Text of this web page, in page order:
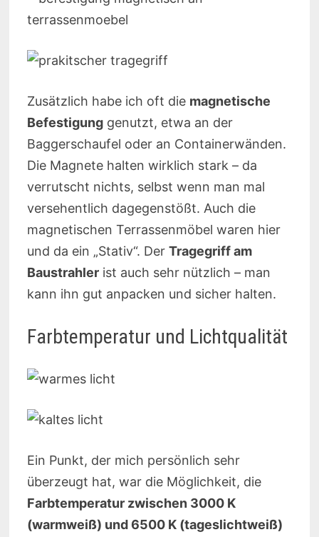
Zusätzlich habe ich oft die magnetische
Befestigunggenutzt, etwa an der
Baggerschaufel oder an Containerwänden.
Die Magnete halten wirklich stark – da
verrutscht nichts, selbst wenn man mal
versehentlich dagegenstößt. Auch die
magnetischen Terrassenmöbel waren hier
und da ein „Stativ“. Der Tragegriff am
Baustrahlerist auch sehr nützlich – man
kann ihn gut anpacken und sicher halten.
Farbtemperatur und Lichtqualität
Ein Punkt, der mich persönlich sehr
überzeugt hat, war die Möglichkeit, die
Farbtemperatur zwischen 3000 K
(warmweiß) und 6500 K (tageslichtweiß)